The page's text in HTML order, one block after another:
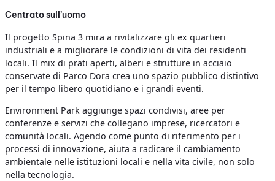
Centrato sull’uomo
Il progetto Spina 3 mira a rivitalizzare gli ex quartieri
industriali e a migliorare le condizioni di vita dei residenti
locali. Il mix di prati aperti, alberi e strutture in acciaio
conservate di Parco Dora crea uno spazio pubblico distintivo
per il tempo libero quotidiano e i grandi eventi.
Environment Park aggiunge spazi condivisi, aree per
conferenze e servizi che collegano imprese, ricercatori e
comunità locali. Agendo come punto di riferimento per i
processi di innovazione, aiuta a radicare il cambiamento
ambientale nelle istituzioni locali e nella vita civile, non solo
nella tecnologia.